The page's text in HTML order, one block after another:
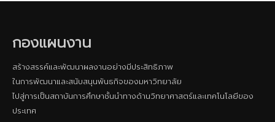
กองแผนงาน
สร้างสรรค์และพัฒนาผลงานอย่างมีประสิทธิภาพ
ในการพัฒนาและสนับสนุนพันธกิจของมหาวิทยาลัย
ไปสู่การเป็นสถาบันการศึกษาชั้นนําทางด้านวิทยาศาสตร์และเทคโนโลยีของ
ประเทศ